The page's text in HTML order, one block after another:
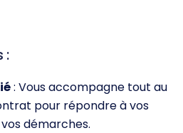
:
: Vous accompagne tout au
pour répondre à vos
démarches.